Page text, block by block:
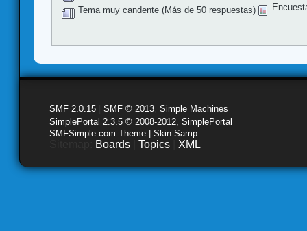
Tema muy candente (Más de 50 respuestas)
SMF 2.0.15 SMF © 2013 Simple Machines
SimplePortal 2.3.5 © 2008-2012, SimplePortal
SMFSimple.com Theme | Skin Samp
Boards Topics XML